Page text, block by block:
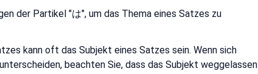
der Partikel "は", um das Thema eines Satzes zu
kann oft das Subjekt eines Satzes sein. Wenn sich
beachten Sie, dass das Subjekt weggelassen